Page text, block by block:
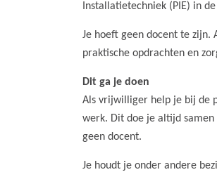
Installatietechniek (PIE) in
Je hoeft geen docent te
praktische opdrachten en
Dit ga je doen
Als vrijwilliger help je bij de
werk. Dit doe je altijd
geen docent.
Je houdt je onder andere